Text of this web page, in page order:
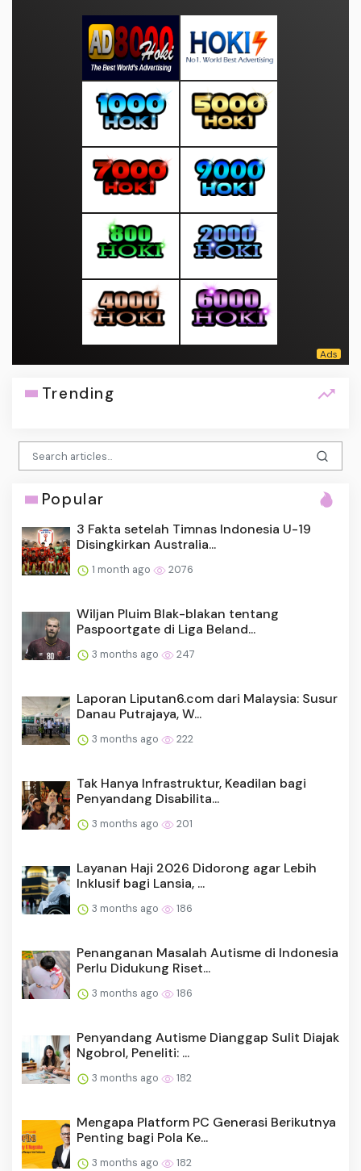
Trending
Popular
3 Fakta setelah Timnas Indonesia U-19
Disingkirkan Australia...
1 month ago 2076
Wiljan Pluim Blak-blakan tentang
Paspoortgate di Liga Beland...
3 months ago 247
Laporan Liputan6.com dari Malaysia: Susur
Danau Putrajaya, W...
3 months ago 222
Tak Hanya Infrastruktur, Keadilan bagi
Penyandang Disabilita...
3 months ago 201
Layanan Haji 2026 Didorong agar Lebih
Inklusif bagi Lansia, ...
3 months ago 186
Penanganan Masalah Autisme di Indonesia
Perlu Didukung Riset...
3 months ago 186
Penyandang Autisme Dianggap Sulit Diajak
Ngobrol, Peneliti: ...
3 months ago 182
Mengapa Platform PC Generasi Berikutnya
Penting bagi Pola Ke...
3 months ago 182